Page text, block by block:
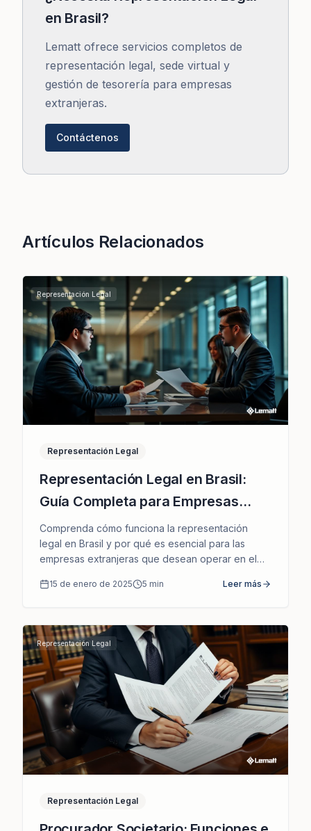
en Brasil?
Lematt ofrece servicios completos de
representación legal, sede virtual y
gestión de tesorería para empresas
extranjeras.
Contáctenos
Artículos Relacionados
Representación Legal
Representación Legal
Representación Legal en Brasil:
Guía Completa para Empresas
Extranjeras
Comprenda cómo funciona la representación
legal en Brasil y por qué es esencial para las
empresas extranjeras que desean operar en el
15 de enero de 2025 5 min Leer más
Representación Legal
Representación Legal